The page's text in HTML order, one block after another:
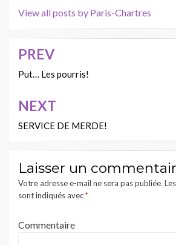
View all posts by Paris-Chartres
Navigation
de
l’article
PREV
Put… Les pourris!
NEXT
SERVICE DE MERDE!
Laisser un
Votre adresse e-mail ne sera pas publiée.
sont indiqués avec*
Commentaire